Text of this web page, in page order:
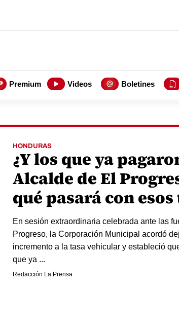
Premium Videos Boletines
HONDURAS
¿Y los que ya
Alcalde de El
qué pasará con
En sesión extraordinaria celebrada ante las
Progreso, la Corporación Municipal acordó
incremento a la tasa vehicular y estableció
que ya ...
Redacción La Prensa